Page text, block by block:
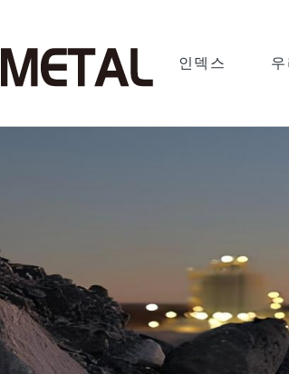
인덱스